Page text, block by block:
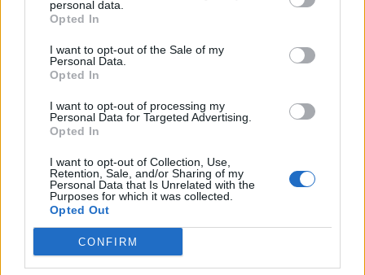
personal data.
Opted In
I want to opt-out of the Sale of my
Personal Data.
Opted In
I want to opt-out of processing my
Personal Data for Targeted Advertising.
Opted In
I want to opt-out of Collection, Use,
Retention, Sale, and/or Sharing of my
Personal Data that Is Unrelated with the
Purposes for which it was collected.
Opted Out
CONFIRM
ΣΧΕΤΙΚA AΡΘΡΑ
ΟΦΗ: Μεγάλο προβάδισμα πρόκρισης για την ΤΣΣΚΑ
SPORTS 21:14
ΟΦΗ: Μεγάλο προβάδισμα
ΟΦΗ: Μεγάλο προβάδισμα
Σόφιας